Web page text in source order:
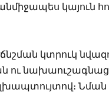
կայուն
կտրուկ
ու
Նման